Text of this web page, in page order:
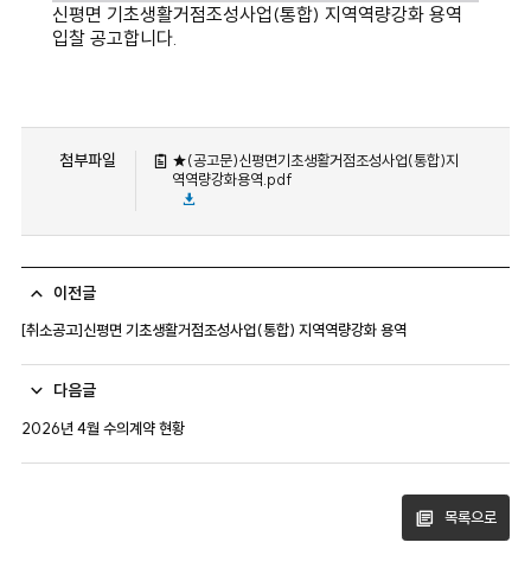
신평면 기초생활거점조성사업(통합) 지역역량강화 용역
입찰 공고합니다.
첨부파일
★(공고문)신평면기초생활거점조성사업(통합)지
역역량강화용역.pdf
이전글
[취소공고]신평면 기초생활거점조성사업(통합) 지역역량강화 용역
다음글
2026년 4월 수의계약 현황
목록으로